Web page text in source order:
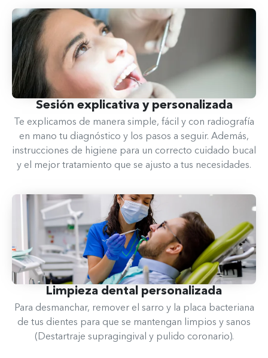
Sesión explicativa y personalizada
Te explicamos de manera simple, fácil y con radiografía
en mano tu diagnóstico y los pasos a seguir. Además,
instrucciones de higiene para un correcto cuidado bucal
y el mejor tratamiento que se ajusto a tus necesidades.
Limpieza dental personalizada
Para desmanchar, remover el sarro y la placa bacteriana
de tus dientes para que se mantengan limpios y sanos
(Destartraje supragingival y pulido coronario).